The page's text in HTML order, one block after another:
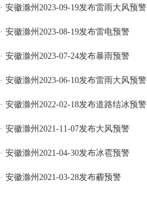
· 安徽滁州2023-09-19发布雷雨大风预警
· 安徽滁州2023-08-19发布雷电预警
· 安徽滁州2023-07-24发布暴雨预警
· 安徽滁州2023-06-10发布雷雨大风预警
· 安徽滁州2022-02-18发布道路结冰预警
· 安徽滁州2021-11-07发布大风预警
· 安徽滁州2021-04-30发布冰雹预警
· 安徽滁州2021-03-28发布霾预警